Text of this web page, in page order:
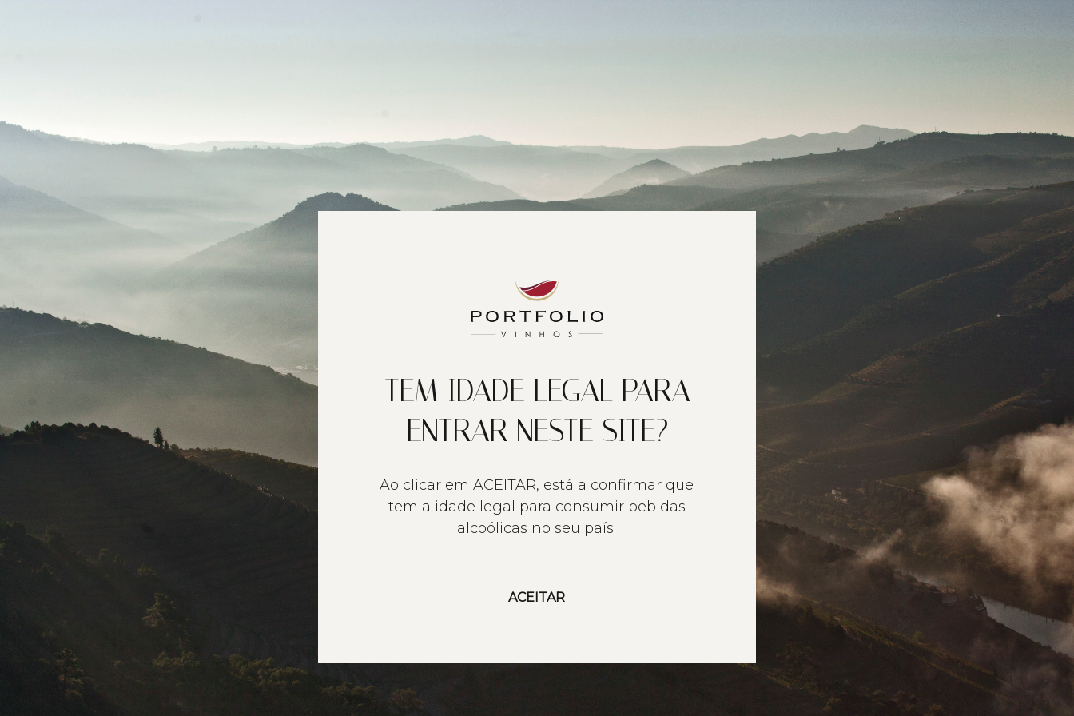
TEM IDADE LEGAL PARA
ENTRAR NESTE SITE?
Ao clicar em ACEITAR, está a confirmar que
tem a idade legal para consumir bebidas
alcoólicas no seu país.
ACEITAR